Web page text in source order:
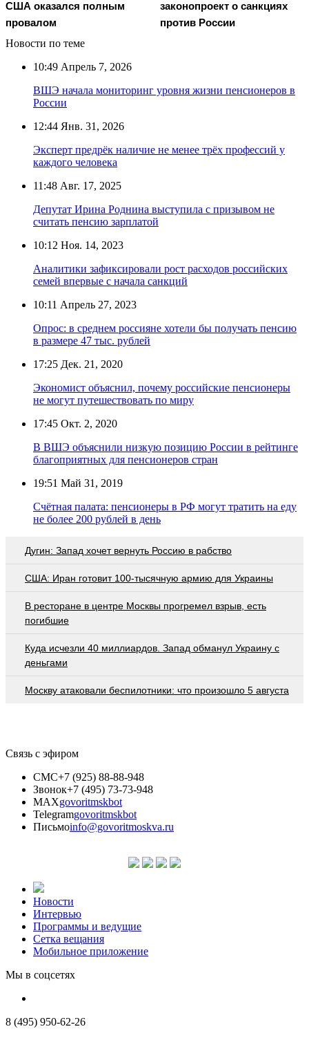
США оказался полным
провалом
законопроект о санкциях
против России
Новости по теме
10:49 Апрель 7, 2026
ВШЭ начала мониторинг уровня жизни пенсионеров в
России
12:44 Янв. 31, 2026
Эксперт предрёк наличие не менее трёх профессий у
каждого человека
11:48 Авг. 17, 2025
Депутат Ирина Роднина выступила с призывом не
считать пенсию зарплатой
10:12 Ноя. 14, 2023
Аналитики зафиксировали рост расходов российских
семей впервые с начала санкций
10:11 Апрель 27, 2023
Опрос: в среднем россияне хотели бы получать пенсию
в размере 47 тыс. рублей
17:25 Дек. 21, 2020
Экономист объяснил, почему российские пенсионеры
не могут путешествовать по миру
17:45 Окт. 2, 2020
В ВШЭ объяснили низкую позицию России в рейтинге
благоприятных для пенсионеров стран
19:51 Май 31, 2019
Счётная палата: пенсионеры в РФ могут тратить на еду
не более 200 рублей в день
Дугин: Запад хочет вернуть Россию в рабство
США: Иран готовит 100-тысячную армию для Украины
В ресторане в центре Москвы прогремел взрыв, есть
погибшие
Куда исчезли 40 миллиардов. Запад обманул Украину с
деньгами
Москву атаковали беспилотники: что произошло 5 августа
Связь с эфиром
СМС+7 (925) 88-88-948
Звонок+7 (495) 73-73-948
MAXgovoritmskbot
Telegramgovoritmskbot
Письмоinfo@govoritmoskva.ru
Новости
Интервью
Программы и ведущие
Сетка вещания
Мобильное приложение
Мы в соцсетях
8 (495) 950-62-26